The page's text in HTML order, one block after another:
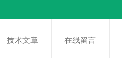
技术文章 在线留言